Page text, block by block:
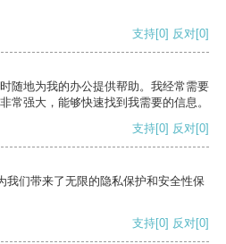
支持[0] 反对[0]
随地为我的办公提供帮助。我经常需要
常强大，能够快速找到我需要的信息。
支持[0] 反对[0]
我们带来了无限的隐私保护和安全性保
支持[0] 反对[0]